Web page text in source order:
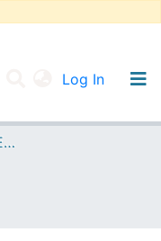
Log In
ABBES
--> DSPACE UNIVERSITE DJILALLI LIABES DE SIDI BEL ABBES